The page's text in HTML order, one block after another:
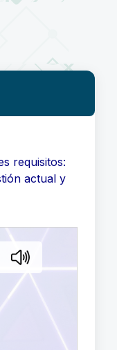
requisitos:
actual y